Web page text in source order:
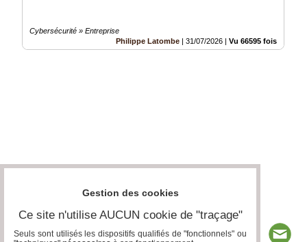
Cybersécurité » Entreprise
Philippe Latombe
31/07/2026 Vu 66595 fois
Gestion des cookies
Ce site n'utilise AUCUN cookie de "traçage"
Seuls sont utilisés les dispositifs qualifiés de "fonctionnels" ou